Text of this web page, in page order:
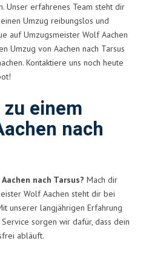
Unser erfahrenes Team steht dir
Umzug reibungslos und
auf Umzugsmeister Wolf Aachen
Umzug von Aachen nach Tarsus
Kontaktiere uns noch heute
einem
nach
nach Tarsus? Mach dir
Wolf Aachen steht dir bei
unserer langjährigen Erfahrung
sorgen wir dafür, dass dein
abläuft.